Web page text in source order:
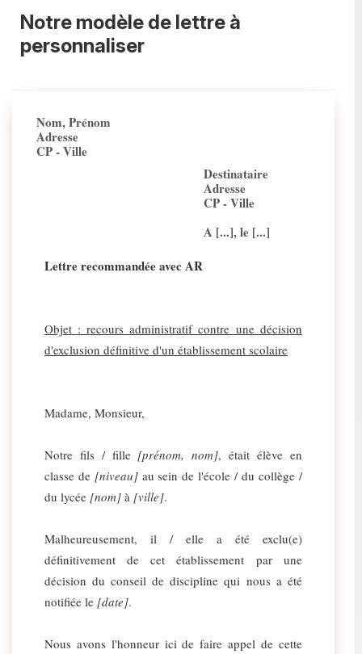
Notre modèle de lettre à
personnaliser
Nom, Prénom
Adresse
CP - Ville
Destinataire
Adresse
CP - Ville
A [...], le [...]
Lettre recommandée avec AR
Objet : recours administratif contre une décision
d'exclusion définitive d'un établissement scolaire
Madame, Monsieur,
Notre fils / fille [prénom, nom], était élève en
classe de [niveau]au sein de l'école / du collège /
du lycée [nom] à [ville].
Malheureusement, il / elle a été exclu(e)
définitivement de cet établissement par une
décision du conseil de discipline qui nous a été
notifiée le [date].
Nous avons l'honneur ici de faire appel de cette